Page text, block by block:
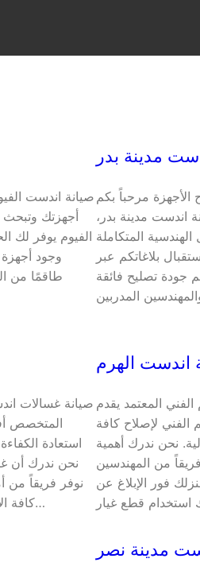
صيانة اندست
أجهزتك وتبحث
الفيوم يوفر لك
وجود أجهزة
طاقمًا من
مدينة بدر
الأجهزة مرحباً بكم
اندست مدينة بدر،
المتكاملة
بلاغاتكم عبر
جودة تصليح فائقة
صيانة غسالات
المتخصص
استعادة
نحن ندرك أن
نوفر فريقاً من
كافة الأعطال المعقدة بدقة متناهية. بالاعتماد على أحدث…
اندست الهرم
المعتمد يقدم
لإصلاح كافة
نحن ندرك أهمية
من المهندسين
فور الإبلاغ عن
مدينة نصر